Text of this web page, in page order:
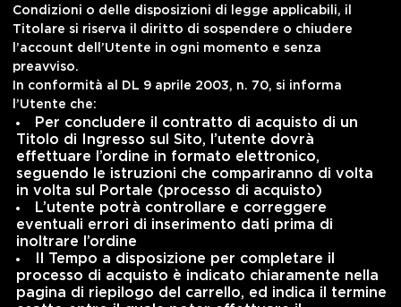
Condizioni o delle disposizioni di legge applicabili, il
Titolare si riserva il diritto di sospendere o chiudere
l’account dell’Utente in ogni momento e senza
preavviso.
In conformità al DL 9 aprile 2003, n. 70, si informa
l’Utente che:
Per concludere il contratto di acquisto di un
Titolo di Ingresso sul Sito, l’utente dovrà
effettuare l’ordine in formato elettronico,
seguendo le istruzioni che compariranno di volta
in volta sul Portale (processo di acquisto)
L’utente potrà controllare e correggere
eventuali errori di inserimento dati prima di
inoltrare l’ordine
Il Tempo a disposizione per completare il
processo di acquisto è indicato chiaramente nella
pagina di riepilogo del carrello, ed indica il termine